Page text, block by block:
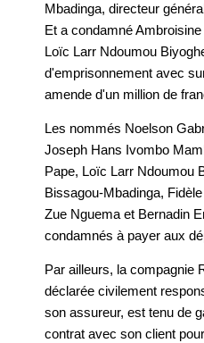
Mbadinga, directeur
Et a condamné
Loïc Larr Ndoumou
d'emprisonnement avec
amende d'un million de
Les nommés Noelson
Joseph Hans Ivombo
Pape, Loïc Larr Ndoumou
Bissagou-Mbadinga,
Zue Nguema et Bernadin
condamnés à payer aux
Par ailleurs, la compagnie
déclarée civilement
son assureur, est tenu de
contrat avec son client